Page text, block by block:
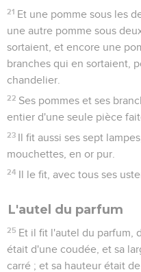
21 Et une pomme sous les
une autre pomme sous
sortaient, et encore une
branches qui en sortaient,
chandelier.
22 Ses pommes et ses
entier d'une seule pièce
23 Il fit aussi ses sept
mouchettes, en or pur.
24 Il le fit, avec tous ses
L'autel du parfum
25 Et il fit l'autel du parfum,
était d'une coudée, et sa
carré ; et sa hauteur était